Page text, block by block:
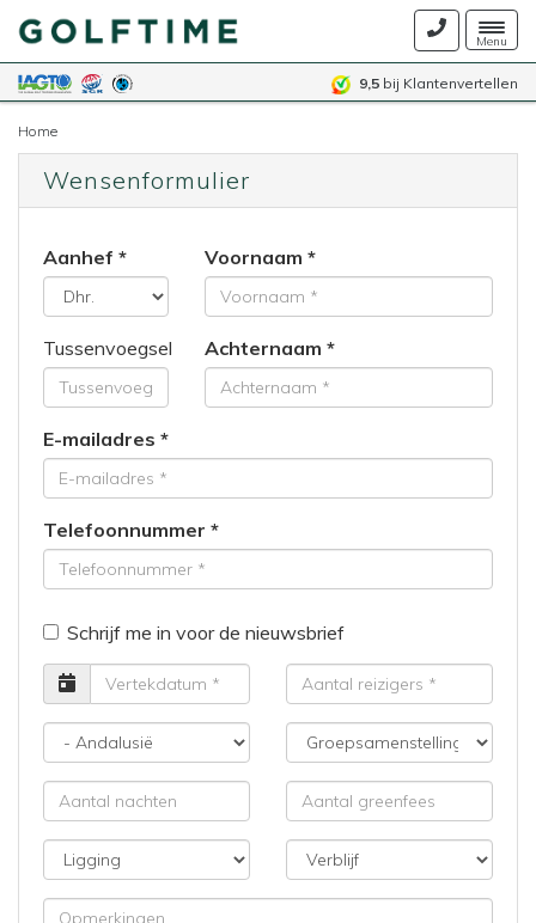
Menu
9,5 bij Klantenvertellen
Home
Wensenformulier
Aanhef Voornaam
Tussenvoegsel Achternaam
E-mailadres
Telefoonnummer
Schrijf me in voor de nieuwsbrief
Vertrekdatum
Aantal
reizigers
Bestemming
Groepsamenstelling
Aantal
nachten
Aantal
greenfees
Ligging
Verblijf
Opmerkingen